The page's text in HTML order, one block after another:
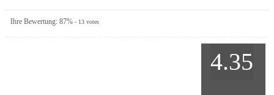
Ihre Bewertung: 87% - 13 votes
4.35